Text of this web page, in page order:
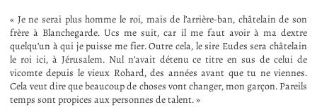
« Je ne serai plus homme le roi, mais de l’arrière-ban, châtelain de son
frère à Blanchegarde. Ucs me suit, car il me faut avoir à ma dextre
quelqu’un à qui je puisse me fier. Outre cela, le sire Eudes sera châtelain
le roi ici, à Jérusalem. Nul n’avait détenu ce titre en sus de celui de
vicomte depuis le vieux Rohard, des années avant que tu ne viennes.
Cela veut dire que beaucoup de choses vont changer, mon garçon. Pareils
temps sont propices aux personnes de talent. »